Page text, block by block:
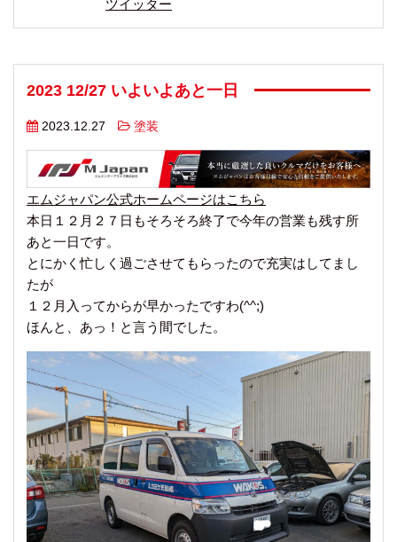
ツイッター
2023 12/27 いよいよあと一日
2023.12.27 塗装
エムジャパン公式ホームページはこちら
本日１２月２７日もそろそろ終了で今年の営業も残す所
あと一日です。
とにかく忙しく過ごさせてもらったので充実はしてまし
たが
１２月入ってからが早かったですわ(^^;)
ほんと、あっ！と言う間でした。